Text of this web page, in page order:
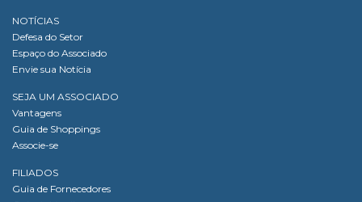
NOTÍCIAS
Defesa do Setor
Espaço do Associado
Envie sua Notícia
SEJA UM ASSOCIADO
Vantagens
Guia de Shoppings
Associe-se
FILIADOS
Guia de Fornecedores